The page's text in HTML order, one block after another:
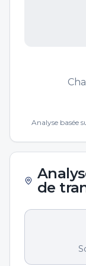
Analyse basée
de